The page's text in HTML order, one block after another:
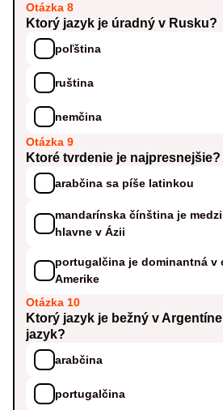
Otázka 8
Ktorý jazyk je úradný v Rusku?
poľština
ruština
nemčina
Otázka 9
Ktoré tvrdenie je najpresnejšie?
arabčina sa píše latinkou
mandarínska čínština je
hlavne v Ázii
portugalčina je dominantná v
Amerike
Otázka 10
Ktorý jazyk je bežný v
jazyk?
arabčina
portugalčina